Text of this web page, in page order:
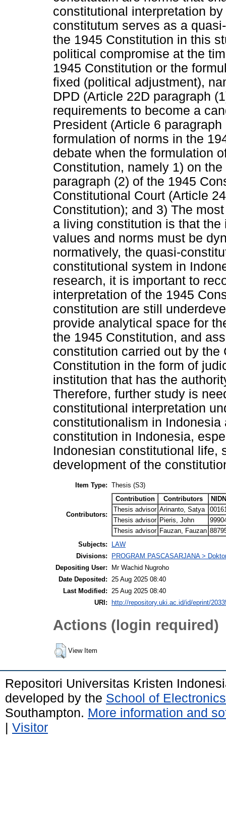
Item Type: Thesis (S3)
Contributors:
Contribution Contributors
Thesis advisor Arinanto, Satya
Thesis advisor Pieris, John
Thesis advisor Fauzan, Fauzan
Subjects:
LAW
Divisions:
PROGRAM PASCASARJANA >
Depositing User:
Mr Wachid Nugroho
Date Deposited:
25 Aug 2025 08:40
Last Modified:
25 Aug 2025 08:40
URI:
http://repository.uki.ac.id/id/eprint/
Actions (login required)
View Item
Repositori Universitas Kristen
developed by the School of
Southampton. More information and
| Visitor